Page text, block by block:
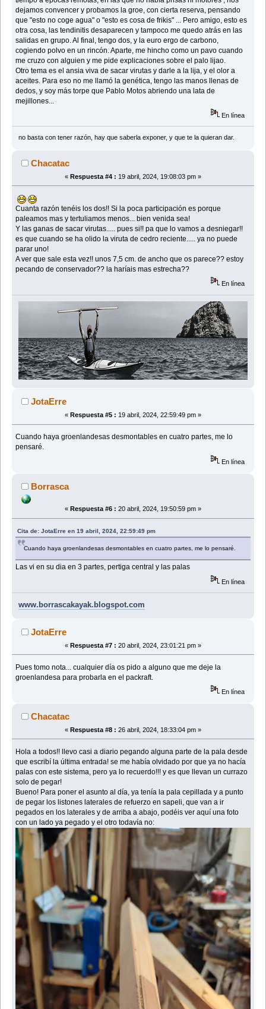
dejamos convencer y probamos la groe, con cierta reserva, pensando
que "esto no coge agua" o "esto es cosa de frikis" ... Pero amigo, esto es
otra cosa, las tendinitis desaparecen y tampoco me quedo atrás en las
salidas en grupo. Al final, tengo dos, y la euro ergo de carbono,
cogiendo polvo en un rincón. Aparte, me hincho como un pavo cuando
me cruzo con alguien y me pide explicaciones sobre el palo lijao.
Otro tema es el ansia viva de sacar virutas y darle a la lija, y el olor a
aceites. Para eso no me llamó la genética, tengo las manos llenas de
dedos, y soy más torpe que Pablo Motos abriendo una lata de
mejillones...
En línea
no basta con tener razón, hay que saberla exponer, y que te la quieran dar.
Chacatac
« Respuesta #4 : 19 abril, 2024, 19:08:03 pm »
Cuanta razón tenéis los dos!! Si la poca participación es porque
paleamos mas y tertuliamos menos... bien venida sea!
Y las ganas de sacar virutas..... pues si!! pa que lo vamos a desniegar!!
es que cuando se ha olido la viruta de cedro reciente..... ya no puede
parar uno!
A ver que sale esta vez!! unos 7,5 cm. de ancho que os parece?? estoy
pecando de conservador?? la haríais mas estrecha??
En línea
JotaErre
« Respuesta #5 : 19 abril, 2024, 22:59:49 pm »
Cuando haya groenlandesas desmontables en cuatro partes, me lo
pensaré.
En línea
Borrasca
« Respuesta #6 : 20 abril, 2024, 19:50:59 pm »
Cita de: JotaErre en 19 abril, 2024, 22:59:49 pm
Cuando haya groenlandesas desmontables en cuatro partes, me lo pensaré.
Las vi en su dia en 3 partes, pertiga central y las palas
En línea
www.borrascakayak.blogspot.com
JotaErre
« Respuesta #7 : 20 abril, 2024, 23:01:21 pm »
Pues tomo nota... cualquier día os pido a alguno que me deje la
groenlandesa para probarla en el packraft.
En línea
Chacatac
« Respuesta #8 : 26 abril, 2024, 18:33:04 pm »
Hola a todos!! llevo casi a diario pegando alguna parte de la pala desde
que escribí la última entrada! se me había olvidado por que ya no hacía
palas con este sistema, pero ya lo recuerdo!!! y es que llevan un currazo
solo de pegar!
Bueno! Para poner el asunto al día, ya tenía la pala cepillada y a punto
de pegar los listones laterales de refuerzo en sapeli, que van a ir
pegados en los laterales y de arriba a abajo, podéis ver aquí una foto
con un lado ya pegado y el otro todavía no: